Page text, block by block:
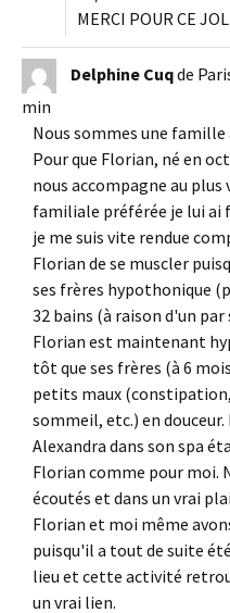
MERCI POUR CE
Delphine Cuqde
min
Nous sommes une
Pour que Florian, né en
nous accompagne au
familiale préférée je lui
je me suis vite rendue
Florian de se muscler
ses frères hypothonique
32 bains (à raison d'un
Florian est maintenant
tôt que ses frères (à 6
petits maux
sommeil, etc.) en douceur.
Alexandra dans son spa
Florian comme pour moi.
écoutés et dans un vrai
Florian et moi même
puisqu'il a tout de suite
lieu et cette activité
un vrai lien.